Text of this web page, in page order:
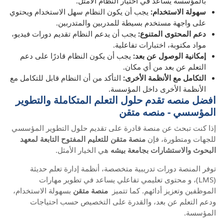
سهولة الاستخدام: يجب أن يكون النظام سهل الاستخدام ويحتوي
على واجهة مستخدم بسيطة للمدربين والمتدربين.
دعم المحتوى المتنوع: يجب أن يدعم النظام تقديم دورات فيديو،
مواد مكتوبة، اختبارات تفاعلية.
إمكانية الوصول عن بعد: يجب أن يكون النظام قادرًا على دعم
التعلم عن بعد من أي مكان.
التكامل مع الأنظمة الأخرى: التأكد من أن النظام قابل للتكامل مع
الأنظمة الأخرى داخل المؤسسة.
افضل منصه تقدم حلول التعلم المتكاملة والتطوير
المؤسسي - منصه متقن
إذا كنت تبحث عن منصة قادرة على تقديم حلول التطوير المؤسسي
للجهات ومتطورة، فإن منصة متقن للتعليم المفتوح التابعة لمعهد
البحوث والاستشارات بجامعة بيشه هي الخيار الأمثل.
توفر المنصة دورات تدريبية متخصصة، أنظمة إدارة تعلم حديثة
(LMS)، و محتوى تعليمي تفاعلي يساعد في تطوير مهارات
الموظفين وتعزيز أدائهم. كما تتميز منصة متقن بسهولة الاستخدام،
ودعم التعلم عن بعد، والقدرة على التخصيص حسب احتياجات
المؤسسة.